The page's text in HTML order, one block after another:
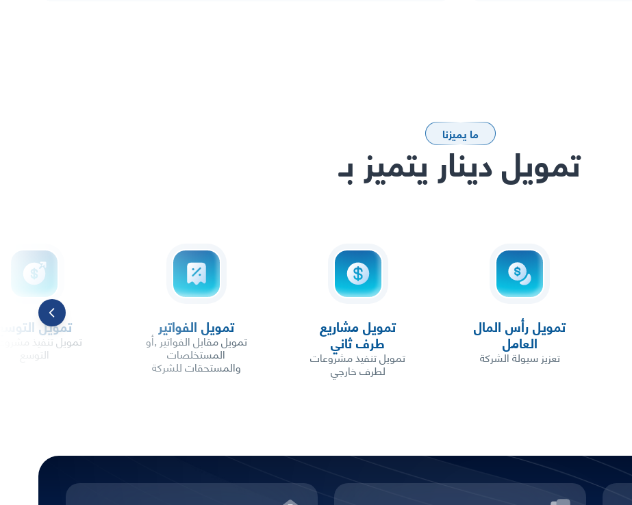
ما يميزنا
تمويل دينار يتميز بـ
تمويل رأس المال
العامل
تعزيز سيولة الشركة
تمويل مشاريع
طرف ثاني
تمويل تنفيذ مشروعات
لطرف خارجي
تمويل الفواتير
تمويل مقابل الفواتير ,أو
المستخلصات
والمستحقات للشركة
تمويل
تمويل تنفيذ
التوسع